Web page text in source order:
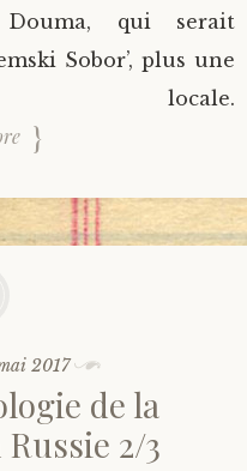
qui serait
Sobor’, plus une
locale.
2017
de la
2/3